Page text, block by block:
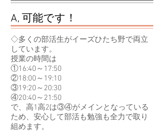
A, 可能です！
◇多くの部活生がイーズひたち野で両立
しています。
授業の時間は
①16:40～17:50
②18:00～19:10
③19:20～20:30
④20:40～21:50
で、高1高2は③④がメインとなっている
ため、安心して部活も勉強も全力で取り
組めます。